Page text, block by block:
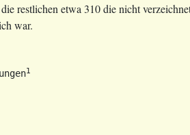
restlichen etwa 310 die nicht
war.
1